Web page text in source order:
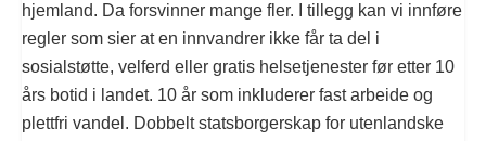
hjemland. Da forsvinner mange fler. I tillegg kan vi innføre
regler som sier at en innvandrer ikke får ta del i
sosialstøtte, velferd eller gratis helsetjenester før etter 10
års botid i landet. 10 år som inkluderer fast arbeide og
plettfri vandel. Dobbelt statsborgerskap for utenlandske